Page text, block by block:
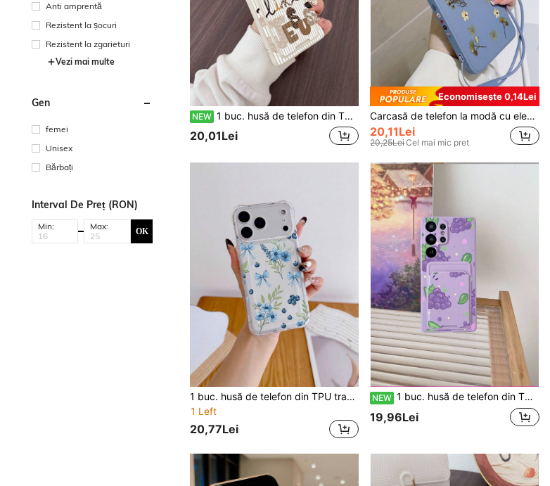
Anti amprentă
Rezistent la șocuri
Rezistent la zgarieturi
Vezi mai multe
Gen
femei
Unisex
Bărbați
Interval De Preț (RON)
Min: Max: OK
NEW 1 buc. husă de telefon din TPU alb cu imprimare leopard și patchwork carouri, model cu litere, acoperire completă, rezistentă la șocuri și 1 buc. suport adeziv pentru card alb cu imprimare leopard și patchwork carouri, model cu litere, nou 2-în-1, stil retro american, husă de telefon la modă, versatilă, creativă și personalizată, cu acoperire completă, potrivită pentru cadou prietenei/iubitorului, cadou de aniversare, compatibilă cu Galaxy//
20,01Lei
Economisește 0,14Lei
Carcasă de telefon la modă cu element floral albastru, carcasă de telefon cu imprimeu floral albastru și șnur, impermeabilă, rezistentă la șocuri, anti-cădere, rezistentă la zgârieturi, cadou de primăvară pentru aniversare, versiune internațională, nu versiunea internă
20,11Lei
20,25LeiCel mai mic pret
1 buc. husă de telefon din TPU transparent alb cu model acvarelă albastru deschis, fundă și afine, cu portofel integrat în patru colțuri, anti-cădere, la modă, versatilă, creativă și personalizată, protecție completă, anti-praf, impermeabilă, soft shell, potrivită pentru husă de telefon versatilă/husă de telefon cu portofel/husă de telefon interesantă/husă de telefon Android/husă de telefon/husă de telefon/husă de telefon
1 Left
20,77Lei
NEW 1 buc. husă de telefon din TPU mov, model de vară cu design dulce cu struguri, slot pentru card, suport de card 2-în-1, modă de nișă delicată, personalizată și versatilă, protecție completă, anti-praf, impermeabilă, carcasă moale, compatibilă cu Samsung/
19,96Lei